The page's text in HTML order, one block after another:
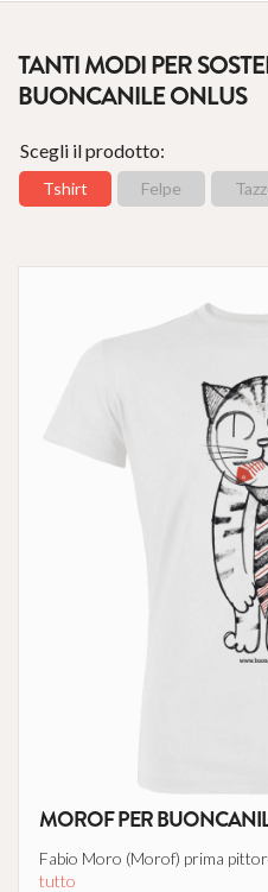
TANTI MODI PER
BUONCANILE ONLUS
Scegli il prodotto:
Tshirt Felpe
MOROF PER
Fabio Moro (Morof) prima
tutto